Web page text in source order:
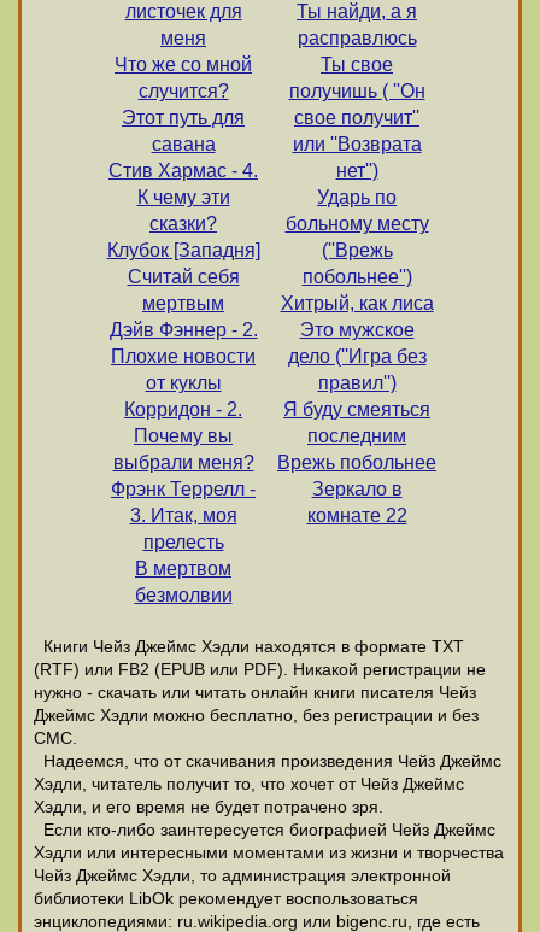
листочек для
меня
Что же со мной
случится?
Этот путь для
савана
Стив Хармас - 4.
К чему эти
сказки?
Клубок [Западня]
Считай себя
мертвым
Дэйв Фэннер - 2.
Плохие новости
от куклы
Корридон - 2.
Почему вы
выбрали меня?
Фрэнк Террелл -
3. Итак, моя
прелесть
В мертвом
безмолвии
Ты найди, а я
расправлюсь
Ты свое
получишь ( ''Он
свое получит''
или ''Возврата
нет'')
Ударь по
больному месту
(''Врежь
побольнее'')
Хитрый, как лиса
Это мужское
дело (''Игра без
правил'')
Я буду смеяться
последним
Врежь побольнее
Зеркало в
комнате 22
Книги Чейз Джеймс Хэдли находятся в формате ТХТ
(RTF) или FB2 (EPUB или PDF). Никакой регистрации не
нужно - скачать или читать онлайн книги писателя Чейз
Джеймс Хэдли можно бесплатно, без регистрации и без
СМС.
Надеемся, что от скачивания произведения Чейз Джеймс
Хэдли, читатель получит то, что хочет от Чейз Джеймс
Хэдли, и его время не будет потрачено зря.
Если кто-либо заинтересуется биографией Чейз Джеймс
Хэдли или интересными моментами из жизни и творчества
Чейз Джеймс Хэдли, то администрация электронной
библиотеки LibOk рекомендует воспользоваться
энциклопедиями: ru.wikipedia.org или bigenc.ru, где есть